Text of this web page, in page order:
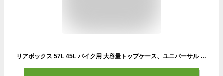
リアボックス 57L 45L バイク用 大容量トップケース、ユニバーサル キーロック式 ブラック 防水性 長方形 簡易304ロックタイプ (Size : 45L)